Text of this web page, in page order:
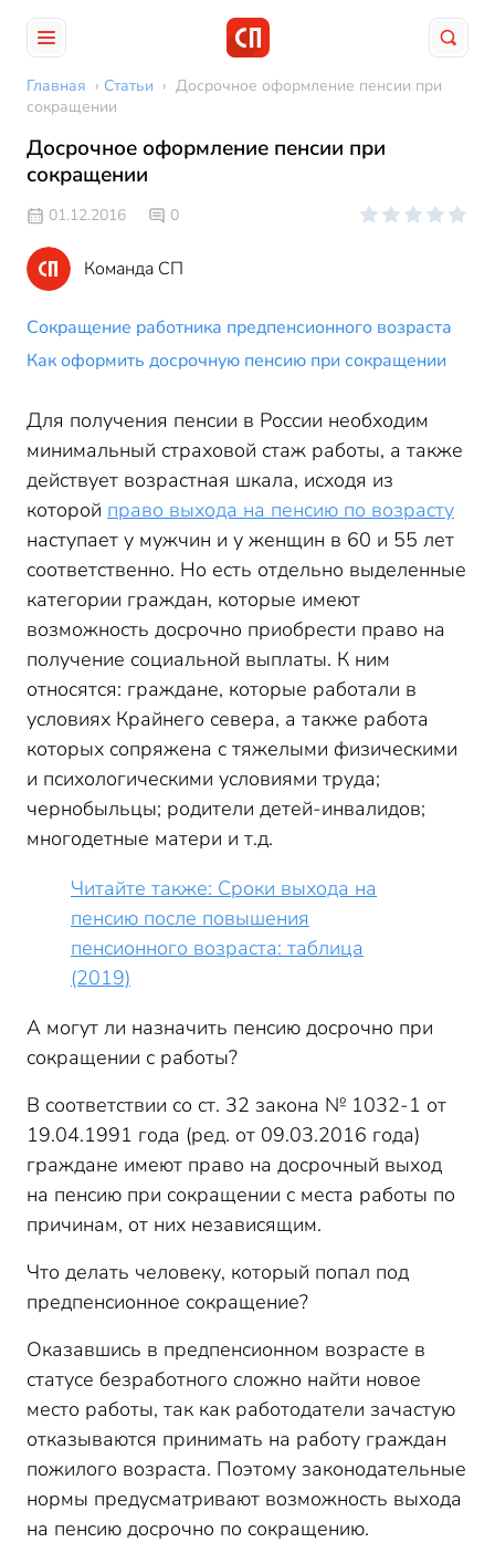
Главная › Статьи › Досрочное оформление пенсии при
сокращении
Досрочное оформление пенсии при
сокращении
01.12.2016 0
Команда СП
Сокращение работника предпенсионного возраста
Как оформить досрочную пенсию при сокращении
Для получения пенсии в России необходим
минимальный страховой стаж работы, а также
действует возрастная шкала, исходя из
которой право выхода на пенсию по возрасту
наступает у мужчин и у женщин в 60 и 55 лет
соответственно. Но есть отдельно выделенные
категории граждан, которые имеют
возможность досрочно приобрести право на
получение социальной выплаты. К ним
относятся: граждане, которые работали в
условиях Крайнего севера, а также работа
которых сопряжена с тяжелыми физическими
и психологическими условиями труда;
чернобыльцы; родители детей-инвалидов;
многодетные матери и т.д.
Читайте также: Сроки выхода на
пенсию после повышения
пенсионного возраста: таблица
(2019)
А могут ли назначить пенсию досрочно при
сокращении с работы?
В соответствии со ст. 32 закона № 1032-1 от
19.04.1991 года (ред. от 09.03.2016 года)
граждане имеют право на досрочный выход
на пенсию при сокращении с места работы по
причинам, от них независящим.
Что делать человеку, который попал под
предпенсионное сокращение?
Оказавшись в предпенсионном возрасте в
статусе безработного сложно найти новое
место работы, так как работодатели зачастую
отказываются принимать на работу граждан
пожилого возраста. Поэтому законодательные
нормы предусматривают возможность выхода
на пенсию досрочно по сокращению.